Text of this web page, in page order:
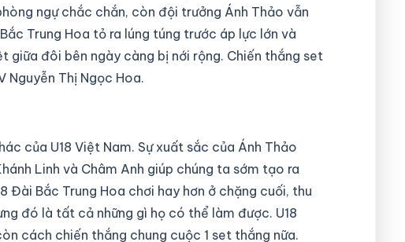
ngự chắc chắn, còn đội trưởng Ánh Thảo vẫn
Trung Hoa tỏ ra lúng túng trước áp lực lớn và
giữa đôi bên ngày càng bị nới rộng. Chiến thắng set
Nguyễn Thị Ngọc Hoa.
của U18 Việt Nam. Sự xuất sắc của Ánh Thảo
Linh và Châm Anh giúp chúng ta sớm tạo ra
Đài Bắc Trung Hoa chơi hay hơn ở chặng cuối, thu
đó là tất cả những gì họ có thể làm được. U18
cách chiến thắng chung cuộc 1 set thắng nữa.